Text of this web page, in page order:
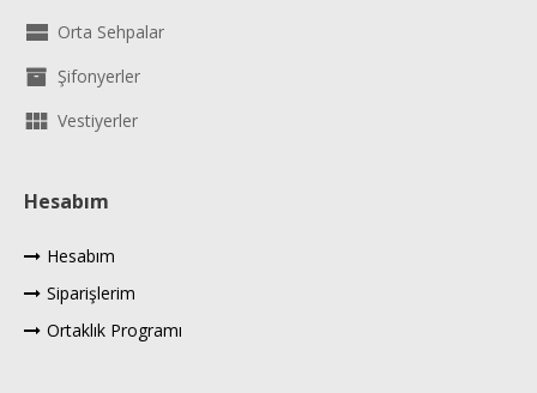
Orta Sehpalar
Şifonyerler
Vestiyerler
Hesabım
Hesabım
Siparişlerim
Ortaklık Programı